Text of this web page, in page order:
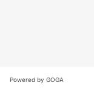
Powered by GOGA